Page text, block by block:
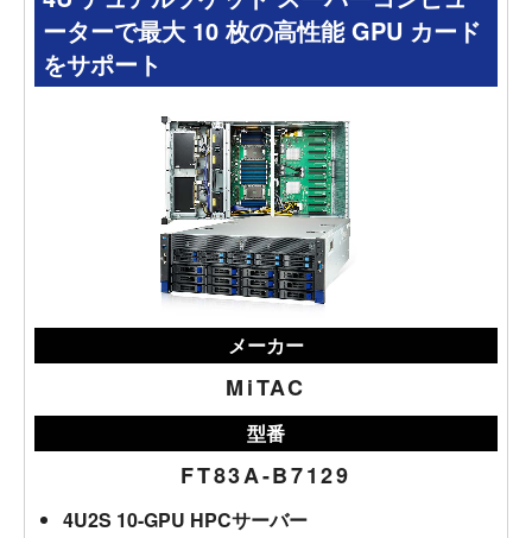
ーターで最大 10 枚の高性能 GPU カード
をサポート
メーカー
MiTAC
型番
FT83A-B7129
4U2S 10-GPU HPCサーバー